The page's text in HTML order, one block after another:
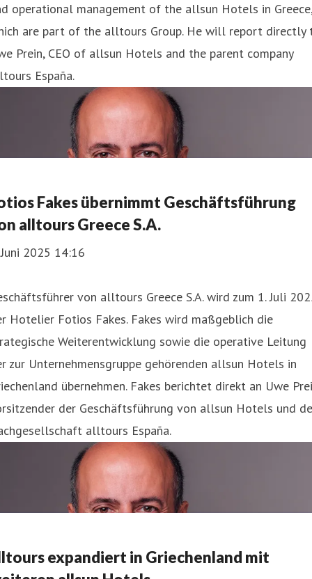
operational management of the allsun Hotels in Greece,
are part of the alltours Group. He will report directly
Prein, CEO of allsun Hotels and the parent company
España.
Fakes übernimmt Geschäftsführung
alltours Greece S.A.
2025 14:16
von alltours Greece S.A. wird zum 1. Juli
Hotelier Fotios Fakes. Fakes wird maßgeblich die
Weiterentwicklung sowie die operative Leitung
zur Unternehmensgruppe gehörenden allsun Hotels in
übernehmen. Fakes berichtet direkt an Uwe
der Geschäftsführung von allsun Hotels und
alltours España.
expandiert in Griechenland mit